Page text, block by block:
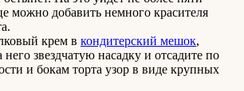
можно добавить немного красителя
крем в кондитерский мешок,
него звездчатую насадку и отсадите по
и бокам торта узор в виде крупных